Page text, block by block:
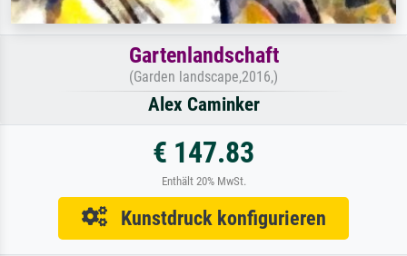
Gartenlandschaft
(Garden landscape,2016,)
Alex Caminker
€ 147.83
Enthält 20% MwSt.
Kunstdruck konfigurieren